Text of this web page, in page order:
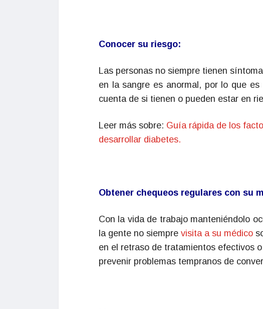
Conocer su riesgo:
Las personas no siempre tienen
en la sangre es anormal, por lo que
cuenta de si tienen o pueden estar en
Leer más sobre: Guía rápida de los
desarrollar diabetes.
Obtener chequeos regulares con su
Con la vida de trabajo manteniéndolo
la gente no siempre visita a su médico
en el retraso de tratamientos efectivos
prevenir problemas tempranos de